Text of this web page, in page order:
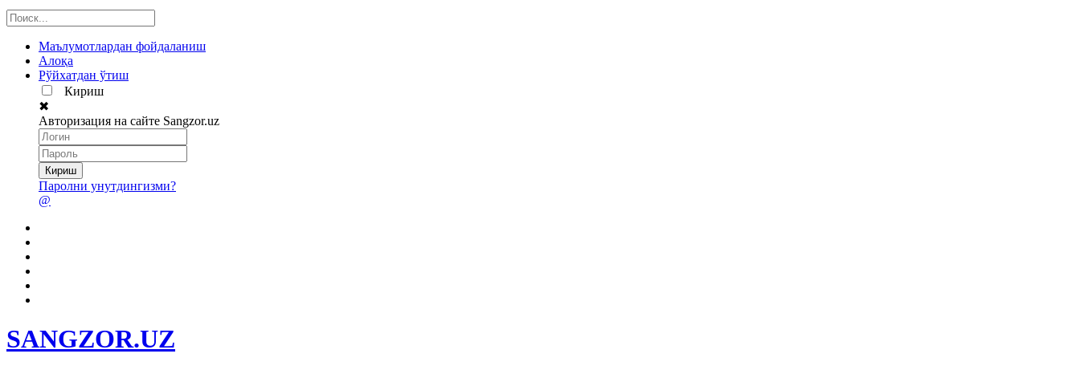
Маълумотлардан фойдаланиш
Алоқа
Рўйхатдан ўтиш
Кириш
✖
Авторизация на сайте Sangzor.uz
Паролни унутдингизми?
@
SANGZOR.UZ